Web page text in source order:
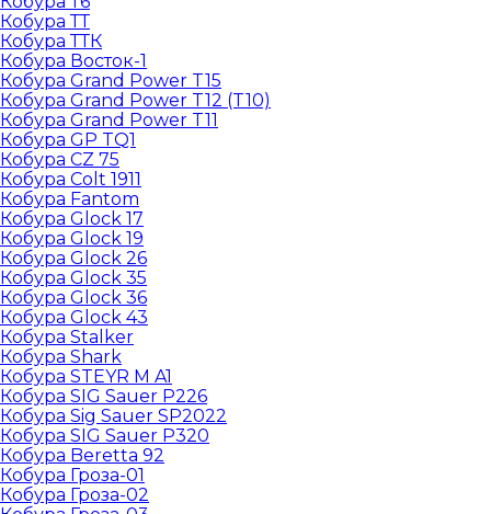
Кобура ТТ
Кобура ТТК
Кобура Восток-1
Кобура Grand Power T15
Кобура Grand Power T12 (T10)
Кобура Grand Power T11
Кобура GP TQ1
Кобура CZ 75
Кобура Colt 1911
Кобура Fantom
Кобура Glock 17
Кобура Glock 19
Кобура Glock 26
Кобура Glock 35
Кобура Glock 36
Кобура Glock 43
Кобура Stalker
Кобура Shark
Кобура STEYR M A1
Кобура SIG Sauer P226
Кобура Sig Sauer SP2022
Кобура SIG Sauer P320
Кобура Beretta 92
Кобура Гроза-01
Кобура Гроза-02